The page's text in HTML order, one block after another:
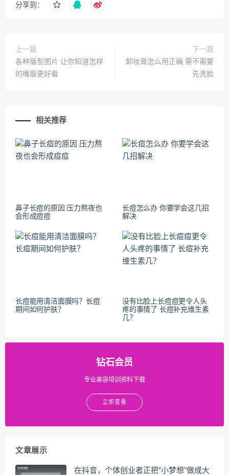
分享到：
上一篇
各种唇型图片 让你知道怎样
的嘴唇更好看
下一篇
卸妆膏怎么用正确 需不需要
先洗脸
相关推荐
鼻子长痘的原因 压力熬夜也
会形成痘痘
长痘怎么办 你要学会这几招
解决
长痘能用清洁面膜吗？长痘
期间如何护肤？
没有比脸上长痘痘更令人头
疼的事情了 长痘补充维生素
几？
钻石会员
专业美容培训资料下载
立即查看
文章展示
在抖音，个体创业者正把“小梦想”做成大